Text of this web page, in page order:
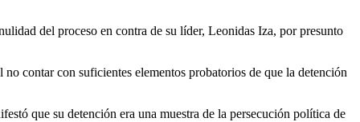
del proceso en contra de su líder, Leonidas Iza, por presunto
contar con suficientes elementos probatorios de que la detención
que su detención era una muestra de la persecución política de